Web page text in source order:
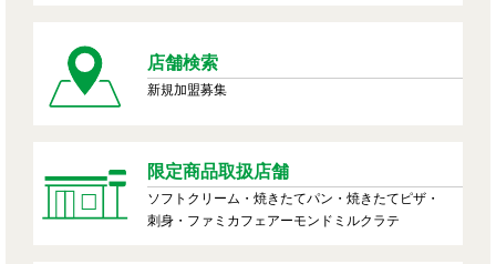
店舗検索
新規加盟募集
限定商品取扱店舗
ソフトクリーム・焼きたてパン・焼きたてピザ・
刺身・ファミカフェアーモンドミルクラテ